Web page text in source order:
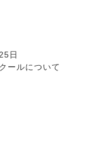
日
ールについて